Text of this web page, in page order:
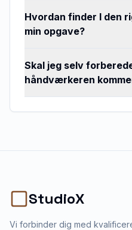
Hvordan finder I den
min opgave?
Skal jeg selv
håndværkeren
StudioX
Vi forbinder dig med